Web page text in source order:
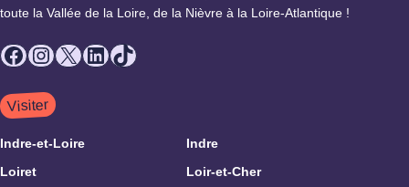
toute la Vallée de la Loire, de la Nièvre à la Loire-Atlantique !
Facebook
Instagram
X LinkedIn
TikTok
Visiter
Indre-et-Loire
Indre
Loiret
Loir-et-Cher